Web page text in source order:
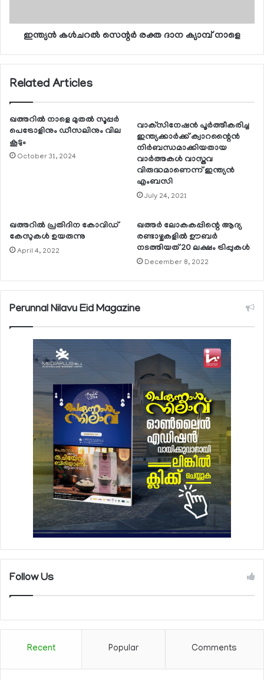
ഇന്ത്യന്‍ കള്‍ചറല്‍ സെന്റര്‍ രക്ത ദാന ക്യാമ്പ് നാളെ
Related Articles
ഖത്തറില്‍ നാളെ മുതല്‍ സൂപ്പര്‍
പെട്രോളിനും ഡീസലിനും വില
കൂടും
October 31, 2024
വാക്‌സിനേഷന്‍ പൂര്‍ത്തീകരിച്ച
ഇന്ത്യക്കാര്‍ക്ക് ക്വാറന്റൈന്‍
നിര്‍ബന്ധമാക്കിയതായ
വാര്‍ത്തകള്‍ വാസ്തവ
വിരുദ്ധമാണെന്ന് ഇന്ത്യന്‍
എംബസി
July 24, 2021
ഖത്തറില്‍ പ്രതിദിന കോവിഡ്
കേസുകള്‍ ഉയരുന്നു
April 4, 2022
ഖത്തര്‍ ലോകകപ്പിന്റെ ആദ്യ
രണ്ടാഴ്ചകളില്‍ ഊബര്‍
നടത്തിയത് 20 ലക്ഷം ട്രിപ്പുകള്‍
December 8, 2022
Perunnal Nilavu Eid Magazine
Follow Us
Recent Popular Comments